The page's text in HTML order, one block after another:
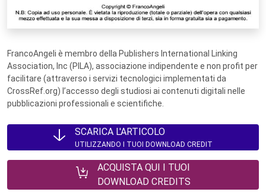
FrancoAngeli è membro della Publishers International Linking
Association, Inc (PILA), associazione indipendente e non profit per
facilitare (attraverso i servizi tecnologici implementati da
CrossRef.org) l’accesso degli studiosi ai contenuti digitali nelle
pubblicazioni professionali e scientifiche.
SCARICA L'ARTICOLO
UTILIZZANDO I TUOI DOWNLOAD CREDIT
ACQUISTA QUI I TUOI
DOWNLOAD CREDITS